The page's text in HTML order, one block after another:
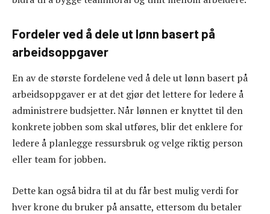
Fordeler ved å dele ut lønn basert på
arbeidsoppgaver
En av de største fordelene ved å dele ut lønn basert på
arbeidsoppgaver er at det gjør det lettere for ledere å
administrere budsjetter. Når lønnen er knyttet til den
konkrete jobben som skal utføres, blir det enklere for
ledere å planlegge ressursbruk og velge riktig person
eller team for jobben.
Dette kan også bidra til at du får best mulig verdi for
hver krone du bruker på ansatte, ettersom du betaler